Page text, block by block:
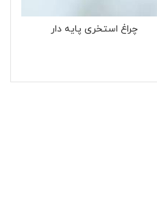
چراغ استخری پایه دار